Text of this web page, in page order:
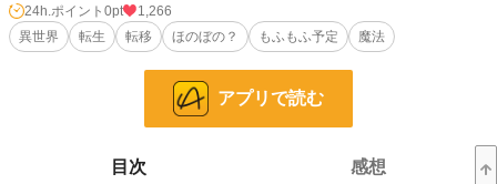
広い心で読んで頂けたら幸いです。～
53,293 位 / 53,293 件
0 pt
24h.ポイント 0pt
1,266
異世界
転生 転移 ほのぼの？ もふもふ予定 魔法
アプリで読む
目次 感想